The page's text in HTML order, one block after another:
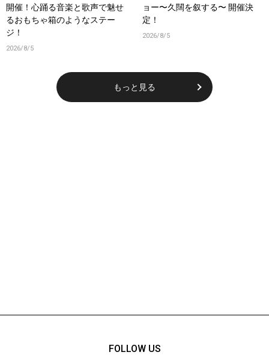
開催！心踊る音楽と歌声で魅せ
るおもちゃ箱のようなステー
ジ！
2026/8/5
ョー〜久闊を叙する〜 開催決
定！
2026/8/5
もっと見る
FOLLOW US